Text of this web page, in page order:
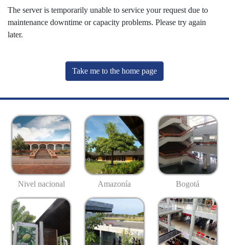
The server is temporarily unable to service your request due to
maintenance downtime or capacity problems. Please try again
later.
Take me to the home page
Nivel nacional Amazonía Bogotá